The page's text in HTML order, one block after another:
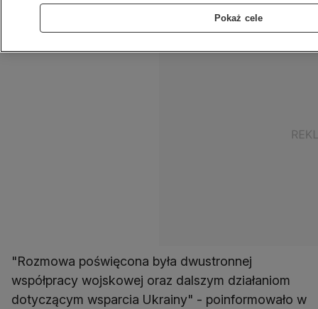
Christine Lambrecht.
"Rozmowa poświęcona była dwustronnej
współpracy wojskowej oraz dalszym działaniom
dotyczącym wsparcia Ukrainy" - poinformowało w
Pokaż cele